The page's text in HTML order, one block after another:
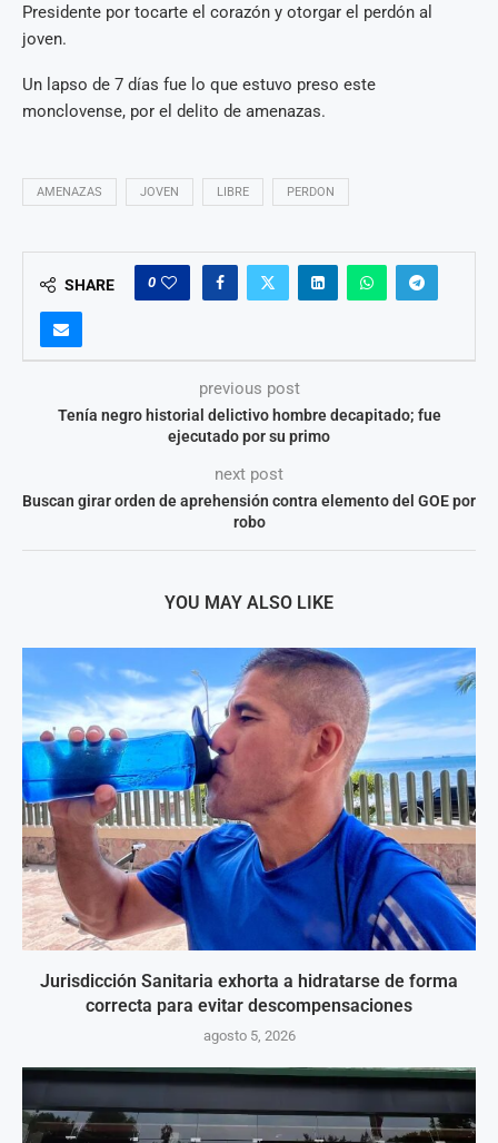
Presidente por tocarte el corazón y otorgar el perdón al
joven.
Un lapso de 7 días fue lo que estuvo preso este
monclovense, por el delito de amenazas.
AMENAZAS JOVEN LIBRE PERDON
SHARE 0
previous post
Tenía negro historial delictivo hombre decapitado; fue
ejecutado por su primo
next post
Buscan girar orden de aprehensión contra elemento del GOE por
robo
YOU MAY ALSO LIKE
Jurisdicción Sanitaria exhorta a hidratarse de forma
correcta para evitar descompensaciones
agosto 5, 2026